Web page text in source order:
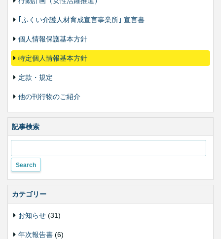
｢ふくい介護人材育成宣言事業所｣ 宣言書
個人情報保護基本方針
特定個人情報基本方針
定款・規定
他の刊行物のご紹介
記事検索
カテゴリー
お知らせ (31)
年次報告書 (6)